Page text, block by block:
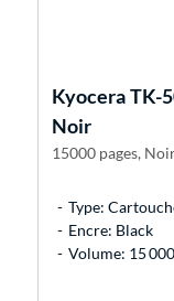
Kyocera TK-
Noir
15000 pages,
Type:
Encre: Black
Volume: 15